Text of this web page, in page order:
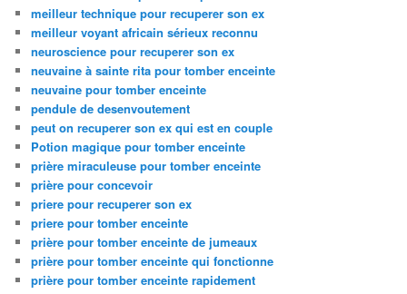
meilleur technique pour recuperer son ex
meilleur voyant africain sérieux reconnu
neuroscience pour recuperer son ex
neuvaine à sainte rita pour tomber enceinte
neuvaine pour tomber enceinte
pendule de desenvoutement
peut on recuperer son ex qui est en couple
Potion magique pour tomber enceinte
prière miraculeuse pour tomber enceinte
prière pour concevoir
priere pour recuperer son ex
priere pour tomber enceinte
prière pour tomber enceinte de jumeaux
prière pour tomber enceinte qui fonctionne
prière pour tomber enceinte rapidement